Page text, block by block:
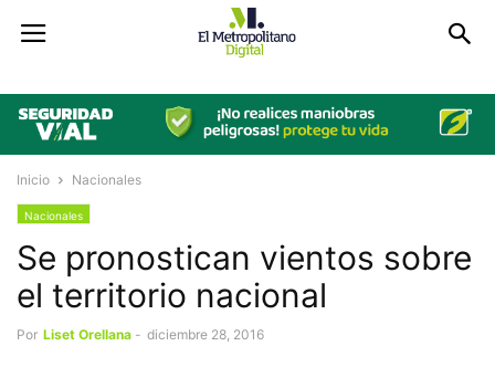
Inicio Nacionales
Nacionales
Se pronostican vientos sobre
el territorio nacional
Por Liset Orellana - diciembre 28, 2016